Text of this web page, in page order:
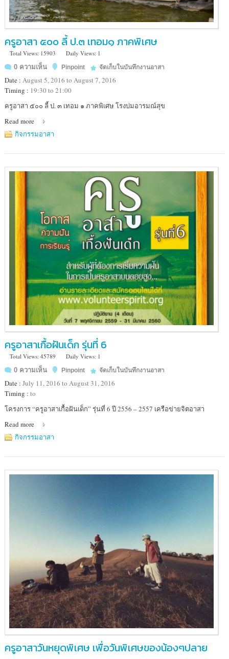
ครูอาสา ๕๐๐ ลี้ ป.๓ เทอม๑ ภาคพิเศษ
Total Views: 15903
Daily Views: 1
0 ความเห็น
Pinpoint จัดเก็บในบันทึกงานอาสา
Date : August 5, 2016 to August 7, 2016
Timing : 19:30 to 21:00
Location
โรงเรียน
บ้าน
จัดสรร
(สาขา
ครูอาสา ๕๐๐ ลี้ ป. ๓ เทอม ๑ ภาคพิเศษ โรงบ่มอารมณ์สุข
Read more
กิจกรรมอาสา
ครูอาสาเกื้อฝันเด็ก รุ่นที่ 6
Total Views: 45789
Daily Views: 1
0 ความเห็น
Pinpoint จัดเก็บในบันทึกงานอาสา
Date : July 11, 2016 to August 31, 2016
Timing : to
Location
มูลนิธิ
เกื้อ
เด็ก
จ.เชียงใหม่
โครงการ “ครูอาสาเกื้อฝันเด็ก” รุ่นที่ 6 ปี 2556 – 2557 เครือข่ายจิตอาสา
Read more
กิจกรรมอาสา
ครูอาสาวันหยุดพิเศษ เพื่อวันพิเศษของน้องๆปลาย